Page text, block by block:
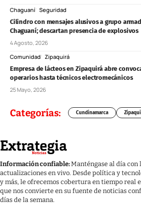
Chaguaní Seguridad
Cilindro con mensajes alusivos a grupo
Chaguaní; descartan presencia de explosivos
4 Agosto, 2026
Comunidad Zipaquirá
Empresa de lácteos en Zipaquirá abre
operarios hasta técnicos electromecánicos
25 Mayo, 2026
Categorías: Cundinamarca
Información confiable:Manténgase al día
actualizaciones en vivo. Desde política y
y más, le ofrecemos cobertura en tiempo real
que nos convierte en su fuente de noticias
días de la semana.